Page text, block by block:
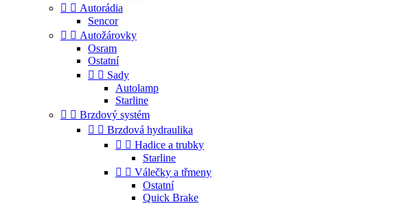
  Autorádia
Sencor
  Autožárovky
Osram
Ostatní
  Sady
Autolamp
Starline
  Brzdový systém
  Brzdová hydraulika
  Hadice a trubky
Starline
  Válečky a třmeny
Ostatní
Quick Brake